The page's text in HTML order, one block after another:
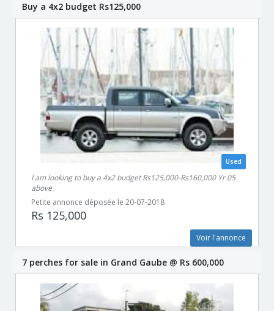
Buy a 4x2 budget Rs125,000
Used
I am looking to buy a 4x2 budget Rs125,000-Rs160,000 Yr 05
above.
Petite annonce déposée le 20-07-2018
Rs 125,000
Voir l'annonce
7 perches for sale in Grand Gaube @ Rs 600,000